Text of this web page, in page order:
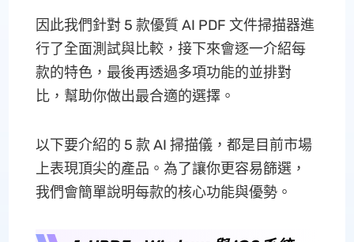
因此我們針對 5 款優質 AI PDF 文件掃描器進
行了全面測試與比較，接下來會逐一介紹每
款的特色，最後再透過多項功能的並排對
比，幫助你做出最合適的選擇。
以下要介紹的 5 款 AI 掃描儀，都是目前市場
上表現頂尖的產品。為了讓你更容易篩選，
我們會簡單說明每款的核心功能與優勢。